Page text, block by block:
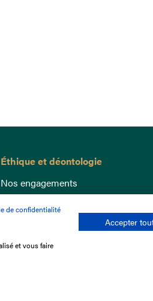
Éthique et déontologie
Nos engagements
Lutte anti-dopage
Bien être equin
Index Egalité Femmes-Hommes
Jeu responsable
de confidentialité
et vous faire
Accepter